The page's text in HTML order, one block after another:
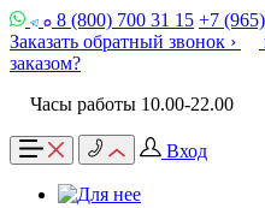
8 (800) 700 31 15 +7
Заказать обратный звонок ›
заказом?
Часы работы 10.00-22.00
Вход